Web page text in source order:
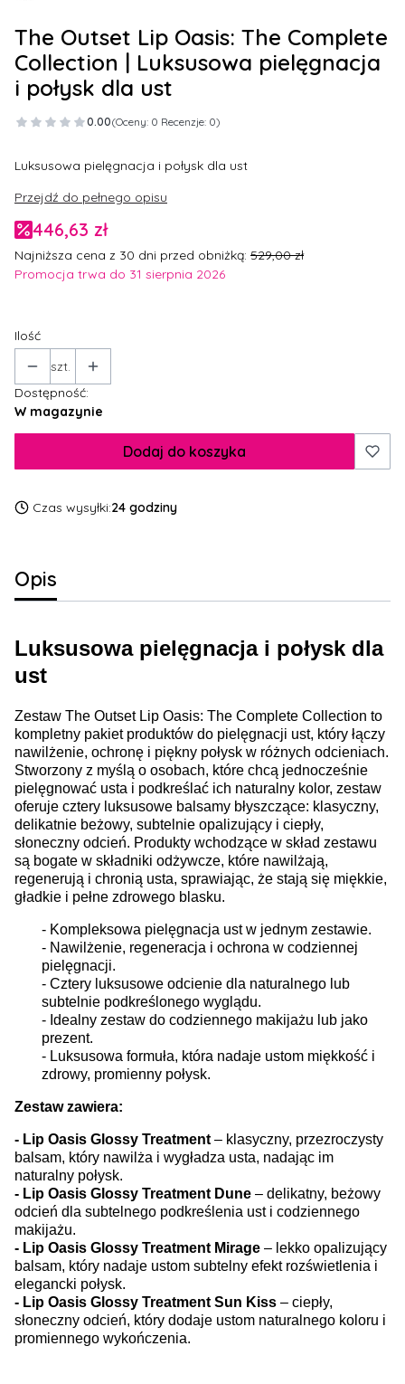
The Outset Lip Oasis: The Complete
Collection | Luksusowa pielęgnacja
i połysk dla ust
0.00(Oceny: 0 Recenzje: 0)
Luksusowa pielęgnacja i połysk dla ust
Przejdź do pełnego opisu
446,63 zł
Najniższa cena z 30 dni przed obniżką: 529,00 zł
Promocja trwa do 31 sierpnia 2026
Ilość
szt.
Dostępność:
W magazynie
Dodaj do koszyka
Czas wysyłki:24 godziny
Opis
Luksusowa pielęgnacja i połysk dla
ust
Zestaw The Outset Lip Oasis: The Complete Collection to
kompletny pakiet produktów do pielęgnacji ust, który łączy
nawilżenie, ochronę i piękny połysk w różnych odcieniach.
Stworzony z myślą o osobach, które chcą jednocześnie
pielęgnować usta i podkreślać ich naturalny kolor, zestaw
oferuje cztery luksusowe balsamy błyszczące: klasyczny,
delikatnie beżowy, subtelnie opalizujący i ciepły,
słoneczny odcień. Produkty wchodzące w skład zestawu
są bogate w składniki odżywcze, które nawilżają,
regenerują i chronią usta, sprawiając, że stają się miękkie,
gładkie i pełne zdrowego blasku.
- Kompleksowa pielęgnacja ust w jednym zestawie.
- Nawilżenie, regeneracja i ochrona w codziennej
pielęgnacji.
- Cztery luksusowe odcienie dla naturalnego lub
subtelnie podkreślonego wyglądu.
- Idealny zestaw do codziennego makijażu lub jako
prezent.
- Luksusowa formuła, która nadaje ustom miękkość i
zdrowy, promienny połysk.
Zestaw zawiera:
- Lip Oasis Glossy Treatment – klasyczny, przezroczysty
balsam, który nawilża i wygładza usta, nadając im
naturalny połysk.
- Lip Oasis Glossy Treatment Dune – delikatny, beżowy
odcień dla subtelnego podkreślenia ust i codziennego
makijażu.
- Lip Oasis Glossy Treatment Mirage – lekko opalizujący
balsam, który nadaje ustom subtelny efekt rozświetlenia i
elegancki połysk.
- Lip Oasis Glossy Treatment Sun Kiss – ciepły,
słoneczny odcień, który dodaje ustom naturalnego koloru i
promiennego wykończenia.